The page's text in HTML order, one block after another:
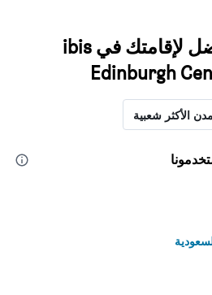
اعثر على نتائج أفضل لإقامتك في ibis
Edinburgh
الأكثر شعبية